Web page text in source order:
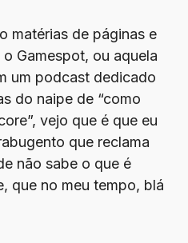
matérias de páginas e
Gamespot, ou aquela
um podcast dedicado
do naipe de “como
vejo que é que eu
que reclama
não sabe o que é
que no meu tempo, blá